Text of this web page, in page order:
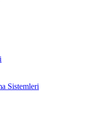
Sistemleri